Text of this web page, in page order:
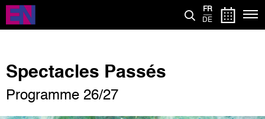
Aller
contenu
FR
DE
Spectacles Passés
Programme 26/27